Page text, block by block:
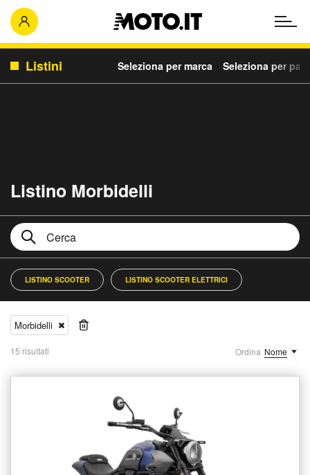
Listini Seleziona per marca Seleziona per
Listino Morbidelli
LISTINO SCOOTER LISTINO SCOOTER ELETTRICI
Morbidelli
15 risultati Ordina Nome